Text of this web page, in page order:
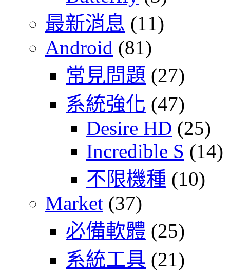
最新消息 (11)
Android (81)
常見問題 (27)
系統強化 (47)
Desire HD (25)
Incredible S (14)
不限機種 (10)
Market (37)
必備軟體 (25)
系統工具 (21)